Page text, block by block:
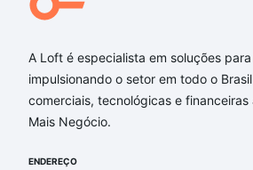
A Loft é especialista em soluções
impulsionando o setor em todo o
comerciais, tecnológicas e
Mais Negócio.
ENDEREÇO